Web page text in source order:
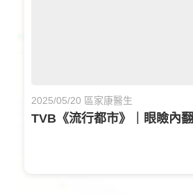
2025/05/20 區家康醫生
TVB《流行都市》｜眼瞼內翻